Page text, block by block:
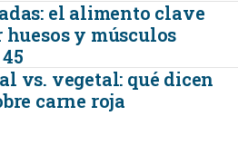
el alimento clave
y músculos
vs. vegetal: qué dicen
carne roja